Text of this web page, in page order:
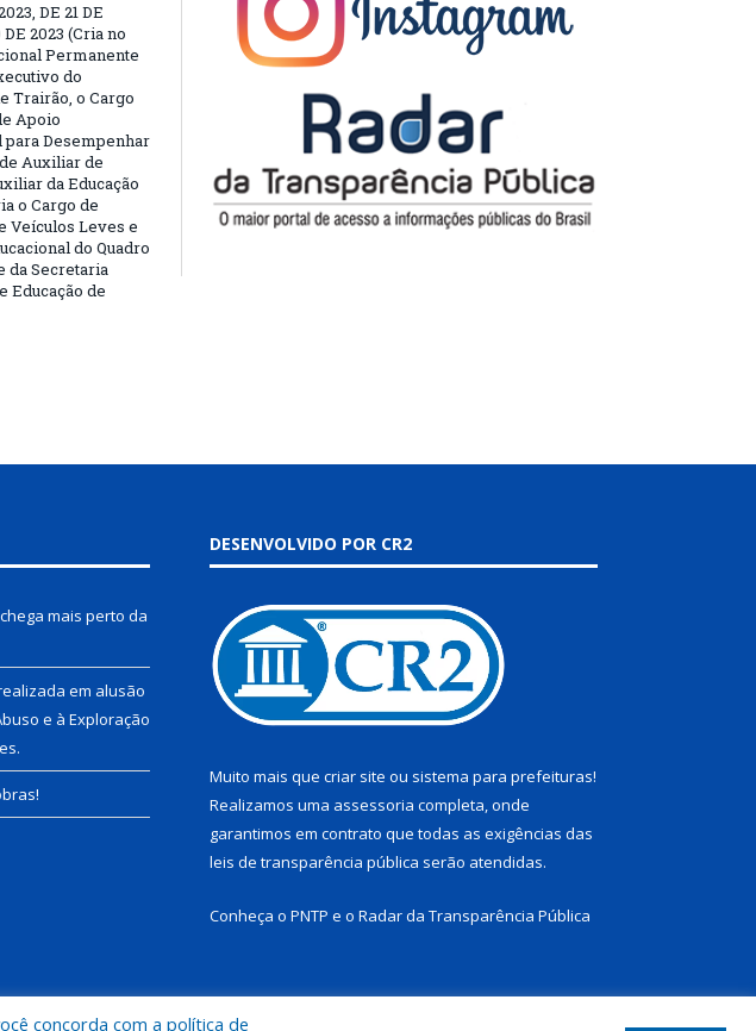
DE 21 DE
2023 (Cria no
Permanente
do
Trairão, o Cargo
Apoio
para Desempenhar
Auxiliar de
da Educação
o Cargo de
Veículos Leves e
do Quadro
da Secretaria
Educação de
mais perto da
em alusão
e à Exploração
DESENVOLVIDO POR CR2
Muito mais que criar site ou sistema para prefeituras!
Realizamos uma assessoria completa, onde
garantimos em contrato que todas as exigências das
leis de transparência pública serão atendidas.
Conheça o PNTP e o Radar da Transparência Pública
concorda com a política de